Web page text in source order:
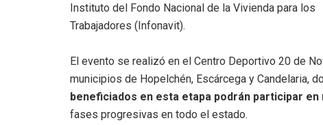
Instituto del Fondo Nacional de la Vivienda para los
Trabajadores (Infonavit).
El evento se realizó en el Centro Deportivo 20 de
municipios de Hopelchén, Escárcega y Candelaria,
beneficiados en esta etapa podrán participar
fases progresivas en todo el estado.